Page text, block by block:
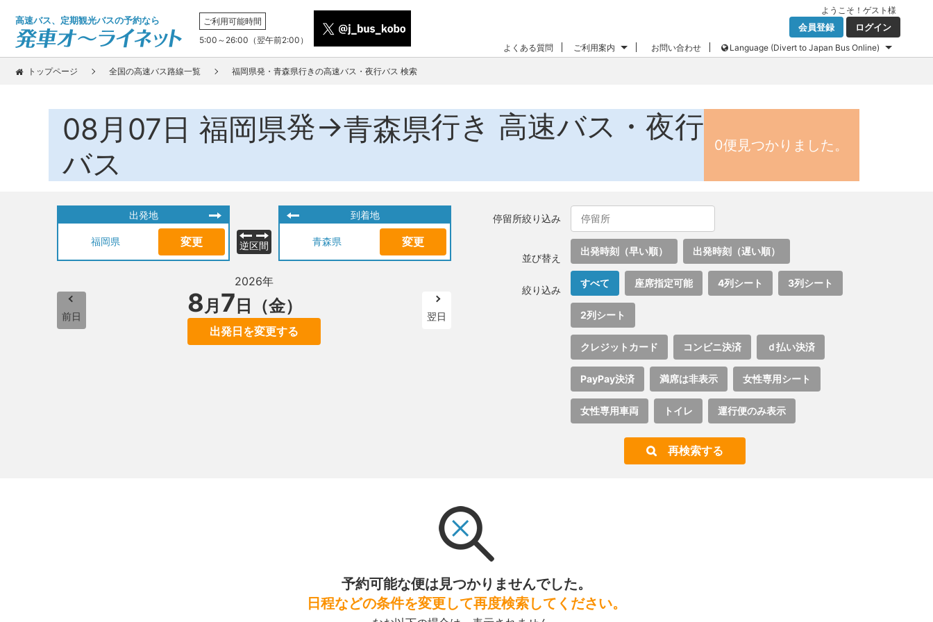
高速バス、定期観光バスの予約なら
ご利用可能時間
5:00～26:00（翌午前2:00）
ようこそ！ ゲスト 様
会員登録 ログイン
よくある質問 ご利用案内 お問い合わせ Language (Divert to Japan Bus Online)
トップページ 全国の高速バス路線一覧 福岡県発・青森県行きの高速バス・夜行バス 検索
08月07日 福岡県発→青森県行き 高速バス・夜行
バス
0便見つかりました。
出発地
福岡県 変更 逆区間
到着地
青森県 変更
前日
2026年
8月 7 日（金）
出発日を変更する
翌日
停留所絞り込み
並び替え
出発時刻（早い順） 出発時刻（遅い順）
絞り込み
すべて 座席指定可能 4列シート 3列シート
2列シート
クレジットカード コンビニ決済 ｄ払い決済
PayPay決済 満席は非表示 女性専用シート
女性専用車両 トイレ 運行便のみ表示
再検索する
予約可能な便は見つかりませんでした。
日程などの条件を変更して再度検索してください。